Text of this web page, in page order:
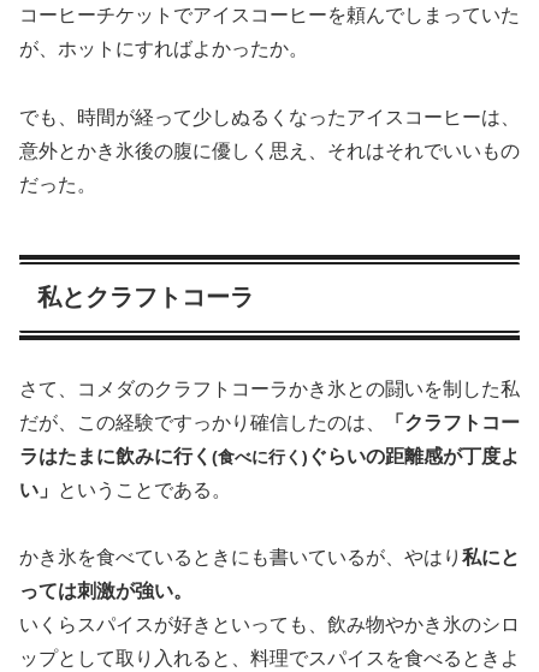
コーヒーチケットでアイスコーヒーを頼んでしまっていた
が、ホットにすればよかったか。
でも、時間が経って少しぬるくなったアイスコーヒーは、
意外とかき氷後の腹に優しく思え、それはそれでいいもの
だった。
私とクラフトコーラ
さて、コメダのクラフトコーラかき氷との闘いを制した私
だが、この経験ですっかり確信したのは、
「クラフトコー
ラはたまに飲みに行く (食べに行く) ぐらいの距離感が丁度よ
い」
ということである。
かき氷を食べているときにも書いているが、やはり 私にと
っては刺激が強い。
いくらスパイスが好きといっても、飲み物やかき氷のシロ
ップとして取り入れると、料理でスパイスを食べるときよ